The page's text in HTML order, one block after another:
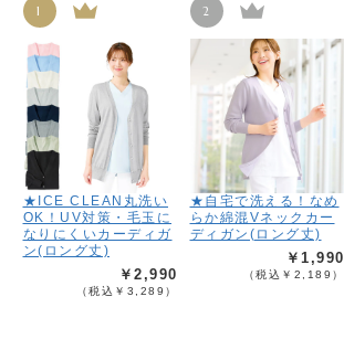
1
★ICE CLEAN丸洗い
OK！UV対策・毛玉に
なりにくいカーディガ
ン(ロング丈)
￥2,990
（税込￥3,289）
2
★自宅で洗える！なめ
らか綿混Vネックカー
ディガン(ロング丈)
￥1,990
（税込￥2,189）